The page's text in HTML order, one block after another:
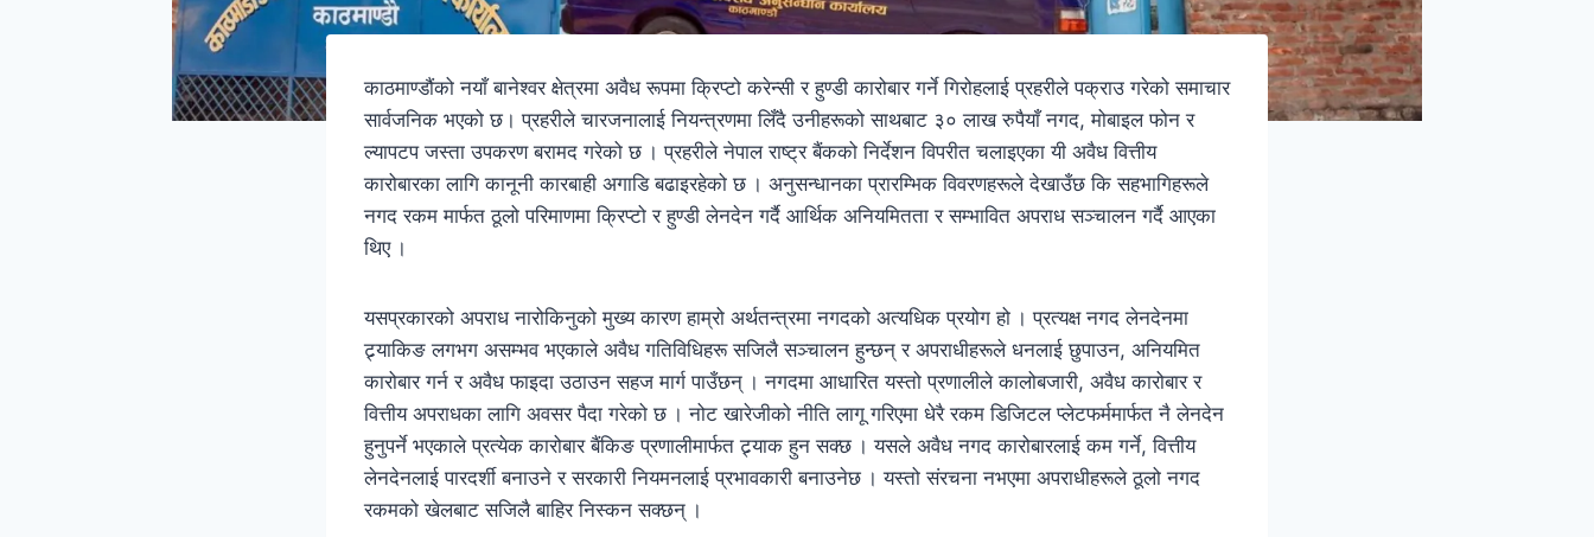
काठमाण्डौंको नयाँ बानेश्वर क्षेत्रमा अवैध रूपमा क्रिप्टो करेन्सी र हुण्डी कारोबार गर्ने गिरोहलाई प्रहरीले पक्राउ गरेको समाचार
सार्वजनिक भएको छ। प्रहरीले चारजनालाई नियन्त्रणमा लिँदै उनीहरूको साथबाट ३० लाख रुपैयाँ नगद, मोबाइल फोन र
ल्यापटप जस्ता उपकरण बरामद गरेको छ । प्रहरीले नेपाल राष्ट्र बैंकको निर्देशन विपरीत चलाइएका यी अवैध वित्तीय
कारोबारका लागि कानूनी कारबाही अगाडि बढाइरहेको छ । अनुसन्धानका प्रारम्भिक विवरणहरूले देखाउँछ कि सहभागिहरूले
नगद रकम मार्फत ठूलो परिमाणमा क्रिप्टो र हुण्डी लेनदेन गर्दै आर्थिक अनियमितता र सम्भावित अपराध सञ्चालन गर्दै आएका
थिए ।
यसप्रकारको अपराध नारोकिनुको मुख्य कारण हाम्रो अर्थतन्त्रमा नगदको अत्यधिक प्रयोग हो । प्रत्यक्ष नगद लेनदेनमा
ट्र्याकिङ लगभग असम्भव भएकाले अवैध गतिविधिहरू सजिलै सञ्चालन हुन्छन् र अपराधीहरूले धनलाई छुपाउन, अनियमित
कारोबार गर्न र अवैध फाइदा उठाउन सहज मार्ग पाउँछन् । नगदमा आधारित यस्तो प्रणालीले कालोबजारी, अवैध कारोबार र
वित्तीय अपराधका लागि अवसर पैदा गरेको छ । नोट खारेजीको नीति लागू गरिएमा धेरै रकम डिजिटल प्लेटफर्ममार्फत नै लेनदेन
हुनुपर्ने भएकाले प्रत्येक कारोबार बैंकिङ प्रणालीमार्फत ट्र्याक हुन सक्छ । यसले अवैध नगद कारोबारलाई कम गर्ने, वित्तीय
लेनदेनलाई पारदर्शी बनाउने र सरकारी नियमनलाई प्रभावकारी बनाउनेछ । यस्तो संरचना नभएमा अपराधीहरूले ठूलो नगद
रकमको खेलबाट सजिलै बाहिर निस्कन सक्छन् ।